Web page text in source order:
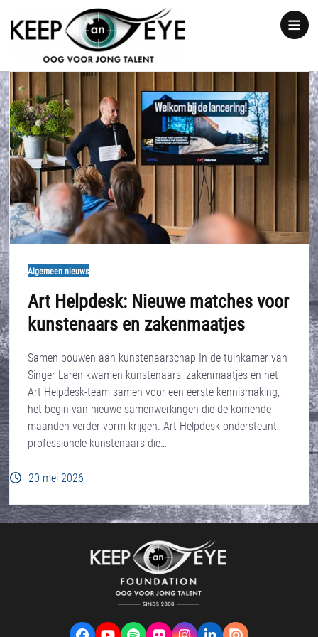
Show
notice
Algemeen nieuws
Art Helpdesk: Nieuwe matches voor
kunstenaars en zakenmaatjes
Samen bouwen aan kunstenaarschap In de tuinkamer van
Singer Laren kwamen kunstenaars, zakenmaatjes en het
Art Helpdesk-team samen voor een eerste kennismaking,
het begin van nieuwe samenwerkingen die de komende
maanden verder vorm krijgen. Art Helpdesk ondersteunt
professionele kunstenaars die…
20 mei 2026